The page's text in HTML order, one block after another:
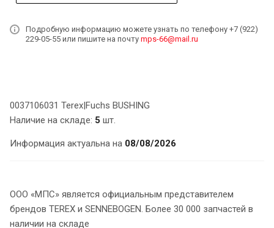
Подробную информацию можете узнать по телефону +7 (922)
229-05-55 или пишите на почту mps-66@mail.ru
0037106031 Terex|Fuchs BUSHING
Наличие на складе: 5 шт.
Информация актуальна на 08/08/2026
ООО «МПС» является официальным представителем
брендов TEREX и SENNEBOGEN. Более 30 000 запчастей в
наличии на складе